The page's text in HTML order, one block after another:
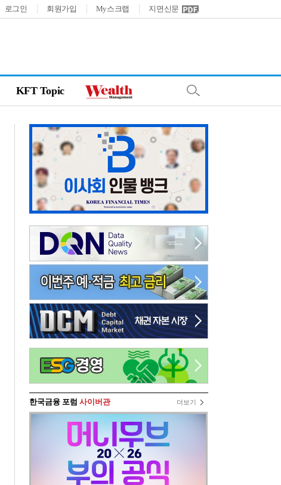
로그인 회원가입 My스크랩 지면신문
KFT Topic
한국금융 포럼 사이버관 더보기